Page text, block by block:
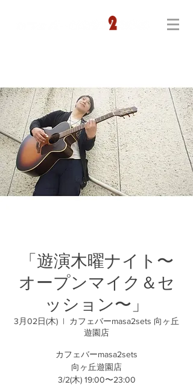
「遊演木曜ナイト〜
オープンマイク＆セ
ッション〜」
3月02日(木)
  |
カフェバーmasa2sets 向ヶ丘
遊園店
カフェバーmasa2sets
向ヶ丘遊園店
3/2(木) 19:00〜23:00